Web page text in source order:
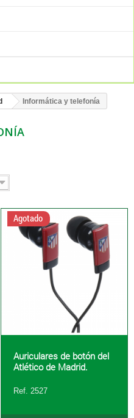
Informática y telefonía
Agotado
Auriculares de botón del
Atlético de Madrid.
Ref. 2527